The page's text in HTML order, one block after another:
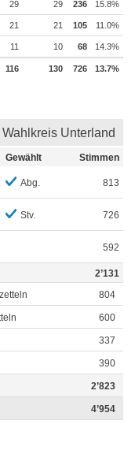
29 29 236 15.8%
21 21 105 11.0%
11 10 68 14.3%
116 130 726 13.7%
Wahlkreis Unterland
Gewählt Stimmen
Abg. 813
Stv. 726
592
2’131
804
600
337
390
2’823
4’954